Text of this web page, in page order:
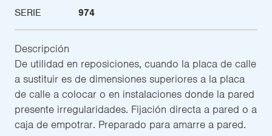
SERIE
974
Descripción
De utilidad en reposiciones, cuando la placa de calle
a sustituir es de dimensiones superiores a la placa
de calle a colocar o en instalaciones donde la pared
presente irregularidades. Fijación directa a pared o a
caja de empotrar. Preparado para amarre a pared.